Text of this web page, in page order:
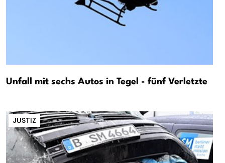
Unfall mit sechs Autos in Tegel - fünf Verletzte
JUSTIZ